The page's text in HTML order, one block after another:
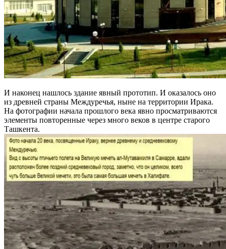
И наконец нашлось здание явный прототип. И оказалось оно
из древней страны Междуречья, ныне на территории Ирака.
На фотографии начала прошлого века явно просматриваются
элементы повторенные через много веков в центре старого
Ташкента.